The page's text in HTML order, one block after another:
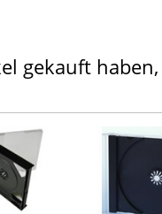
gekauft haben,